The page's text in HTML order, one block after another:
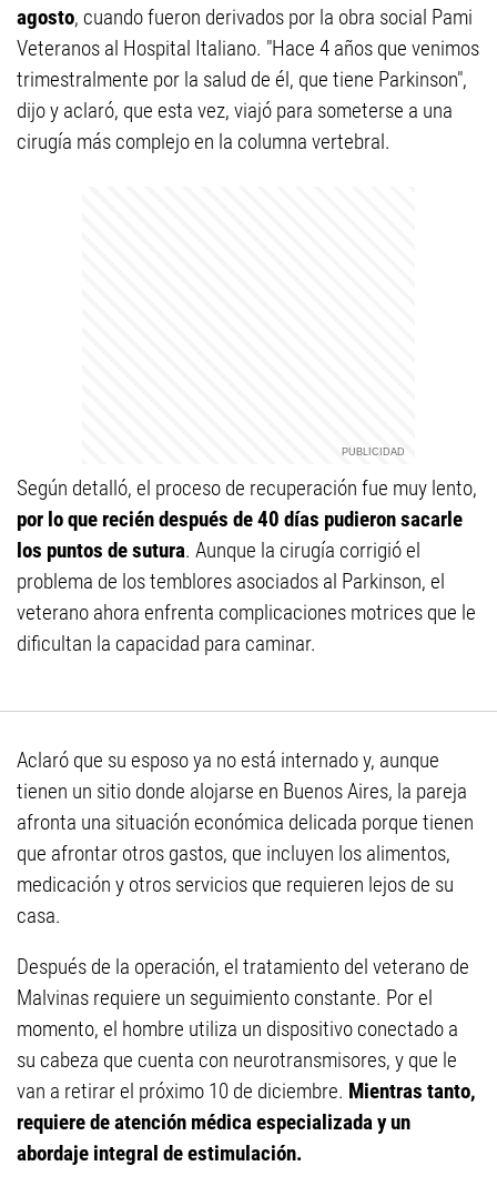
agosto, cuando fueron derivados por la obra social Pami
Veteranos al Hospital Italiano. "Hace 4 años que venimos
trimestralmente por la salud de él, que tiene Parkinson",
dijo y aclaró, que esta vez, viajó para someterse a una
cirugía más complejo en la columna vertebral.
Según detalló, el proceso de recuperación fue muy lento,
por lo que recién después de 40 días pudieron sacarle
los puntos de sutura. Aunque la cirugía corrigió el
problema de los temblores asociados al Parkinson, el
veterano ahora enfrenta complicaciones motrices que le
dificultan la capacidad para caminar.
Aclaró que su esposo ya no está internado y, aunque
tienen un sitio donde alojarse en Buenos Aires, la pareja
afronta una situación económica delicada porque tienen
que afrontar otros gastos, que incluyen los alimentos,
medicación y otros servicios que requieren lejos de su
casa.
Después de la operación, el tratamiento del veterano de
Malvinas requiere un seguimiento constante. Por el
momento, el hombre utiliza un dispositivo conectado a
su cabeza que cuenta con neurotransmisores, y que le
van a retirar el próximo 10 de diciembre. Mientras tanto,
requiere de atención médica especializada y un
abordaje integral de estimulación.